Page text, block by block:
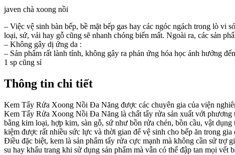
javen chà xoong nồi
– Việc vệ sinh bàn bếp, bề mặt bếp gas hay các ngóc ngách trong lò
loại, sứ, vải hay gỗ cũng sẽ nhanh chóng biến mất. Ngoài ra, các sản
– Không gây dị ứng da :
– Sản phẩm rất lành tính, không gây ra phản ứng hóa học ảnh hưởng
1 sp cũng sỉ
Thông tin chi tiết
Kem Tẩy Rửa Xoong Nồi Đa Năng được các chuyên gia của viện
Kem Tẩy Rửa Xoong Nồi Đa Năng là chất tẩy rửa sản xuất với phương
bằng kim loại, hợp kim, sàn gỗ, sứ như bồn rửa chén, bồn cầu, vật
kiệm được rất nhiều sức lực và thời gian để vệ sinh cho bếp ăn trong gia
Điều đặc biệt, kem là sản phẩm tẩy rửa cực mạnh mà không cần sử trợ
su hay khẩu trang khi sử dụng sản phẩm mà vẫn có thể đập tan mọi